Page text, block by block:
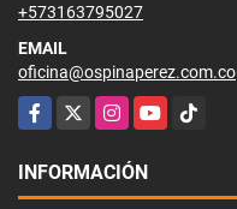
+573163795027
EMAIL
oficina@ospinaperez.com.co
Facebook
X InstagramYouTubeTikTok
INFORMACIÓN